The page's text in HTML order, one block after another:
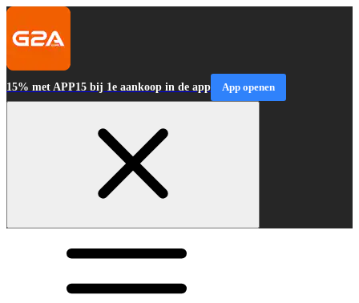
15% met APP15 bij 1e aankoop in de app App openen